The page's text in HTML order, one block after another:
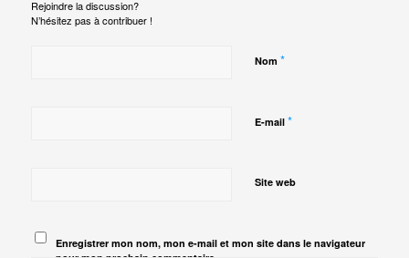
Rejoindre la discussion?
N’hésitez pas à contribuer !
Nom *
E-mail *
Site web
Enregistrer mon nom, mon e-mail et mon site dans le navigateur